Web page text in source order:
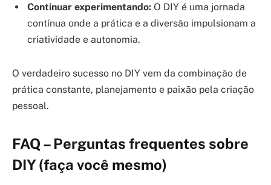
Continuar experimentando: O DIY é uma jornada
contínua onde a prática e a diversão impulsionam a
criatividade e autonomia.
O verdadeiro sucesso no DIY vem da combinação de
prática constante, planejamento e paixão pela criação
pessoal.
FAQ – Perguntas frequentes sobre
DIY (faça você mesmo)